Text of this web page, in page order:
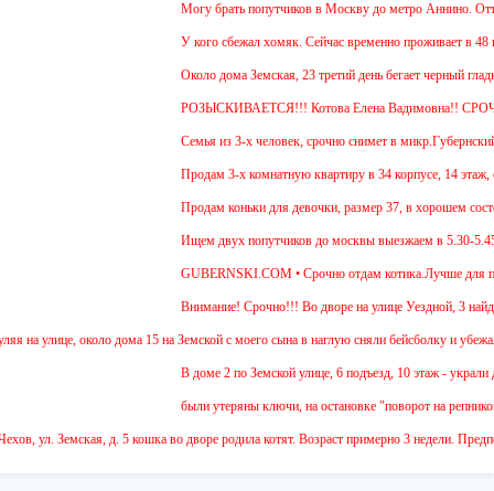
Могу брать попутчиков в Москву до метро Аннино.
У кого сбежал хомяк. Сейчас временно проживает в 48
Около дома Земская, 23 третий день бегает черный
РОЗЫСКИВАЕТСЯ!!! Котова Елена Вадимовна!!
Семья из 3-х человек, срочно снимет в микр.Губернский
Продам 3-х комнатную квартиру в 34 корпусе, 14 этаж,
Продам коньки для девочки, размер 37, в хорошем
Ищем двух попутчиков до москвы выезжаем в 5.30-5.45
GUBERNSKI.COM • Срочно отдам котика.Лучше для
Внимание! Срочно!!! Во дворе на улице Уездной, 3
около дома 15 на Земской с моего сына в наглую сняли бейсболку и убежали 2
В доме 2 по Земской улице, 6 подъезд, 10 этаж - украли
были утеряны ключи, на остановке "поворот на
Земская, д. 5 кошка во дворе родила котят. Возраст примерно 3 недели.